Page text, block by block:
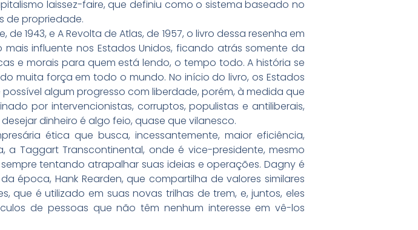
laissez-faire, que definiu como o sistema baseado no
de propriedade.
1943, e A Revolta de Atlas, de 1957, o livro dessa resenha em
influente nos Estados Unidos, ficando atrás somente da
e morais para quem está lendo, o tempo todo. A história se
muita força em todo o mundo. No início do livro, os Estados
algum progresso com liberdade, porém, à medida que
por intervencionistas, corruptos, populistas e antiliberais,
dinheiro é algo feio, quase que vilanesco.
ética que busca, incessantemente, maior eficiência,
Taggart Transcontinental, onde é vice-presidente, mesmo
tentando atrapalhar suas ideias e operações. Dagny é
época, Hank Rearden, que compartilha de valores similares
que é utilizado em suas novas trilhas de trem, e, juntos, eles
de pessoas que não têm nenhum interesse em vê-los